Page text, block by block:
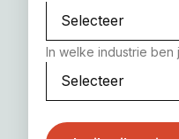
In welke industrie ben